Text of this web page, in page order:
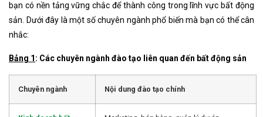
bạn có nền tảng vững chắc để thành công trong lĩnh vực bất động
sản. Dưới đây là một số chuyên ngành phổ biến mà bạn có thể cân
nhắc:
Bảng 1: Các chuyên ngành đào tạo liên quan đến bất động sản
Chuyên ngành Nội dung đào tạo chính